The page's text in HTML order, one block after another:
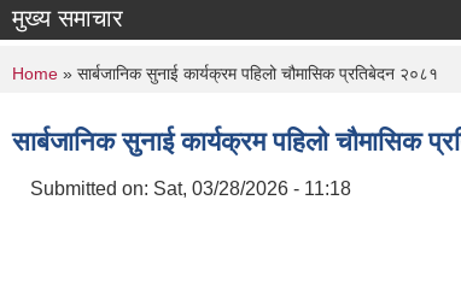
मुख्य समाचार
You are here
Home » सार्बजानिक सुनाई कार्यक्रम पहिलो चौमासिक प्रतिबेदन २०८१
सार्बजानिक सुनाई कार्यक्रम पहिलो चौमासिक
Submitted on: Sat, 03/28/2026 - 11:18